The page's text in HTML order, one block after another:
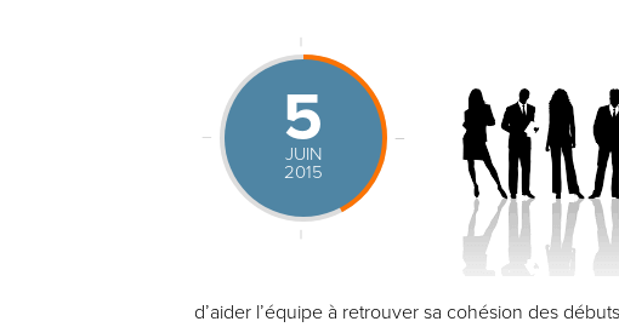
5
JUIN
2015
d’aider l’équipe à retrouver sa cohésion des